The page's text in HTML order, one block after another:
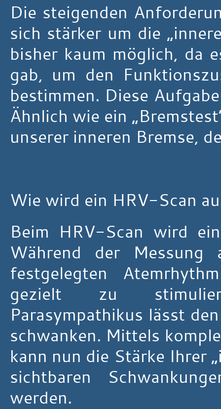
Die steigenden
sich stärker um die
bisher kaum möglich, da
gab, um den
bestimmen. Diese
Ähnlich wie ein
unserer inneren Bremse,
Wie wird ein HRV-Scan
Beim HRV-Scan wird
Während der Messung
festgelegten
gezielt zu
Parasympathikus lässt
schwanken. Mittels
kann nun die Stärke Ihrer
sichtbaren
werden.